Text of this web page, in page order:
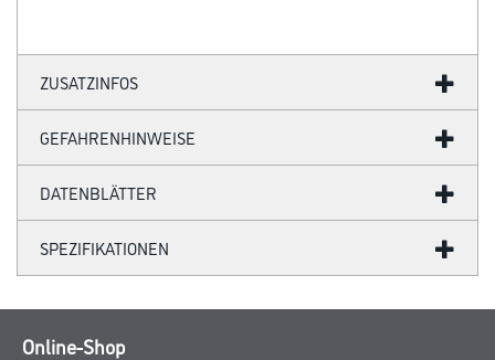
ZUSATZINFOS
GEFAHRENHINWEISE
DATENBLÄTTER
SPEZIFIKATIONEN
Online-Shop